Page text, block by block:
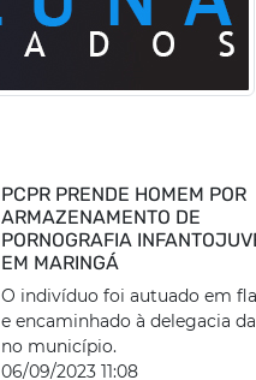
PCPR PRENDE HOMEM POR
ARMAZENAMENTO DE
PORNOGRAFIA
EM MARINGÁ
O indivíduo foi autuado em
e encaminhado à delegacia
no município.
06/09/2023 11:08